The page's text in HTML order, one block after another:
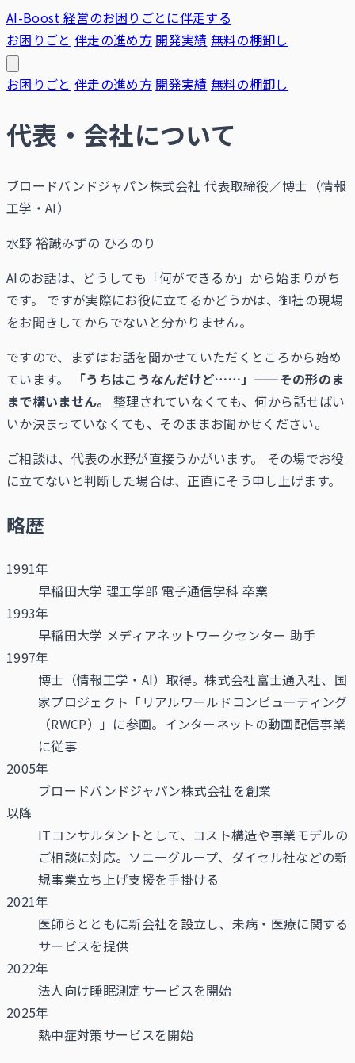
AI-Boost 経営のお困りごとに伴走する
お困りごと 伴走の進め方 開発実績 無料の棚卸し
お困りごと 伴走の進め方 開発実績 無料の棚卸し
代表・会社について
ブロードバンドジャパン株式会社 代表取締役／博士（情報
工学・AI）
水野 裕識みずの ひろのり
AIのお話は、どうしても「何ができるか」から始まりがち
です。 ですが実際にお役に立てるかどうかは、御社の現場
をお聞きしてからでないと分かりません。
ですので、まずはお話を聞かせていただくところから始め
ています。
「うちはこうなんだけど……」——その形のま
まで構いません。
整理されていなくても、何から話せばい
いか決まっていなくても、そのままお聞かせください。
ご相談は、代表の水野が直接うかがいます。 その場でお役
に立てないと判断した場合は、正直にそう申し上げます。
略歴
1991年
早稲田大学 理工学部 電子通信学科 卒業
1993年
早稲田大学 メディアネットワークセンター 助手
1997年
博士（情報工学・AI）取得。株式会社富士通入社、国
家プロジェクト「リアルワールドコンピューティング
（RWCP）」に参画。インターネットの動画配信事業
に従事
2005年
ブロードバンドジャパン株式会社を創業
以降
ITコンサルタントとして、コスト構造や事業モデルの
ご相談に対応。ソニーグループ、ダイセル社などの新
規事業立ち上げ支援を手掛ける
2021年
医師らとともに新会社を設立し、未病・医療に関する
サービスを提供
2022年
法人向け睡眠測定サービスを開始
2025年
熱中症対策サービスを開始